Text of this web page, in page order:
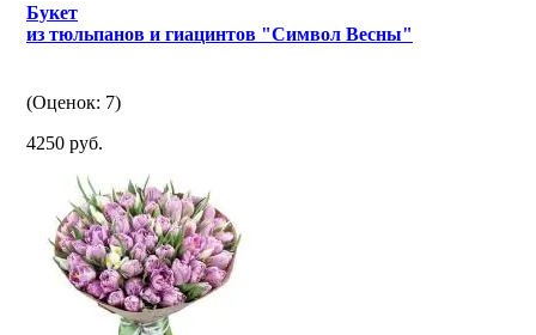
Букет
из тюльпанов и гиацинтов "Символ Весны"
(Оценок: 7)
4250 руб.